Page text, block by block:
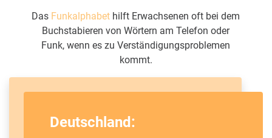
Das Funkalphabet hilft Erwachsenen oft bei dem
Buchstabieren von Wörtern am Telefon oder
Funk, wenn es zu Verständigungsproblemen
kommt.
Deutschland: